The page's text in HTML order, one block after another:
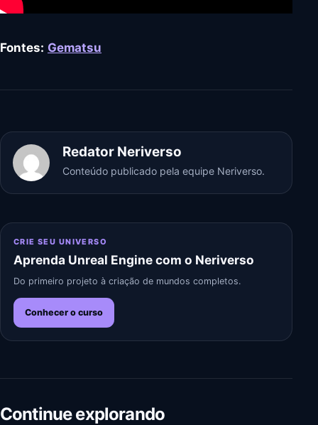
Fontes: Gematsu
Redator Neriverso
Conteúdo publicado pela equipe Neriverso.
CRIE SEU UNIVERSO
Aprenda Unreal Engine com o Neriverso
Do primeiro projeto à criação de mundos completos.
Conhecer o curso
Continue explorando